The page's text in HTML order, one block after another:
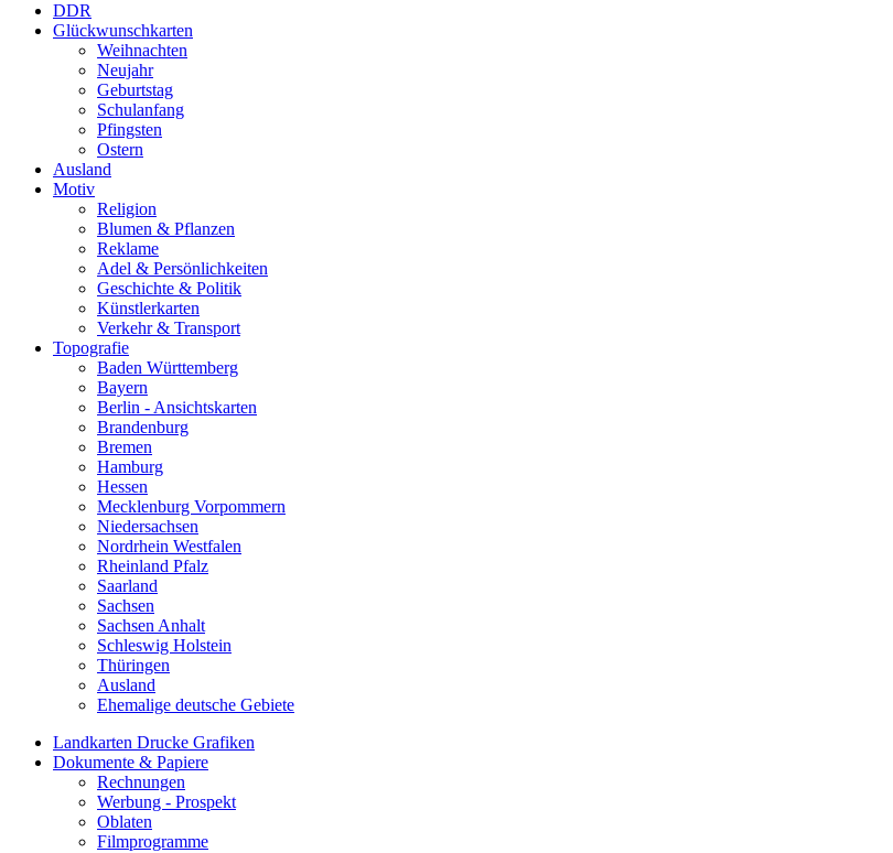
DDR
Glückwunschkarten
Weihnachten
Neujahr
Geburtstag
Schulanfang
Pfingsten
Ostern
Ausland
Motiv
Religion
Blumen & Pflanzen
Reklame
Adel & Persönlichkeiten
Geschichte & Politik
Künstlerkarten
Verkehr & Transport
Topografie
Baden Württemberg
Bayern
Berlin - Ansichtskarten
Brandenburg
Bremen
Hamburg
Hessen
Mecklenburg Vorpommern
Niedersachsen
Nordrhein Westfalen
Rheinland Pfalz
Saarland
Sachsen
Sachsen Anhalt
Schleswig Holstein
Thüringen
Ausland
Ehemalige deutsche Gebiete
Landkarten Drucke Grafiken
Dokumente & Papiere
Rechnungen
Werbung - Prospekt
Oblaten
Filmprogramme